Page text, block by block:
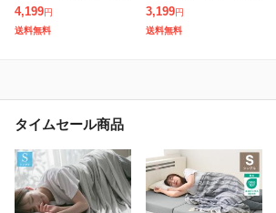
ト ガーゼ タオルケット
ガーゼケット クイーン
4,199円
送料無料
ルトケット ガーゼタオ
ルケット 6重ガーゼケ
3,199円
送料無料
タイムセール商品